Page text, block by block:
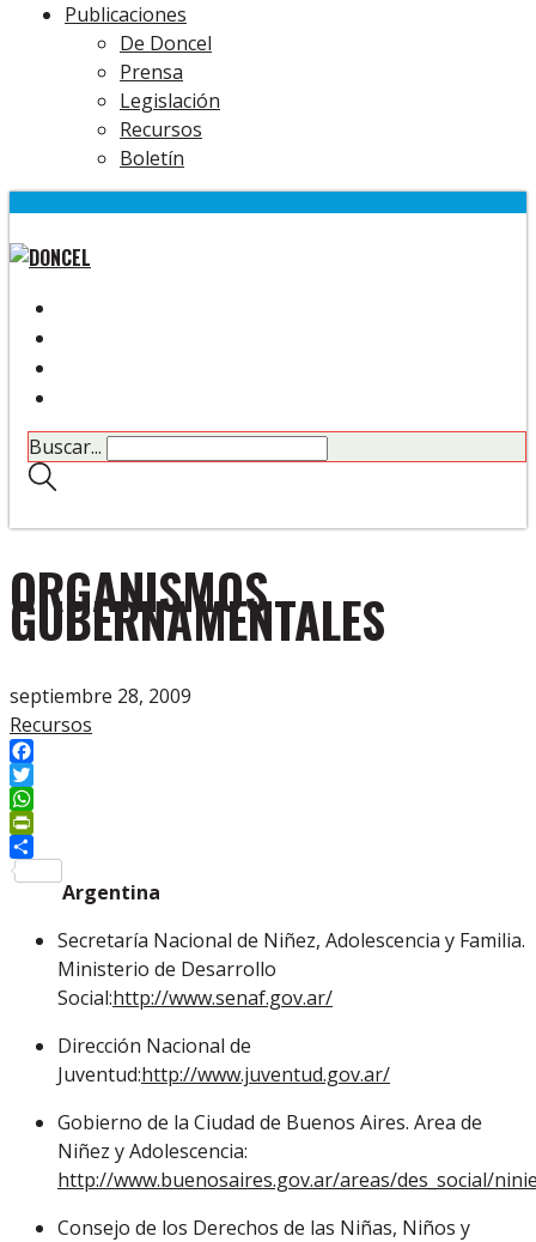
Publicaciones
De Doncel
Prensa
Legislación
Recursos
Boletín
Buscar...
ORGANISMOS
GUBERNAMENTALES
septiembre 28, 2009
Recursos
Facebook
Twitter
WhatsApp
PrintFriendly
Argentina
Secretaría Nacional de Niñez, Adolescencia y Familia.
Ministerio de Desarrollo
Social:http://www.senaf.gov.ar/
Dirección Nacional de
Juventud:http://www.juventud.gov.ar/
Gobierno de la Ciudad de Buenos Aires. Area de
Niñez y Adolescencia:
http://www.buenosaires.gov.ar/areas/des_social/
Consejo de los Derechos de las Niñas, Niños y